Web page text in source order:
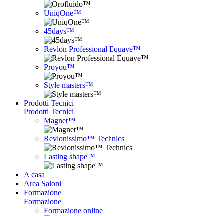
UniqOne™
45days™
Revlon Professional Equave™
Proyou™
Style masters™
Prodotti Tecnici
Prodotti Tecnici
Magnet™
Revlonissimo™ Technics
Lasting shape™
A casa
Area Saloni
Formazione
Formazione
Formazione online